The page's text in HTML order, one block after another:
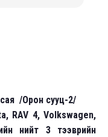
/Орон сууц-2/
RAV 4, Volkswagen,
нийт 3 тээврийн